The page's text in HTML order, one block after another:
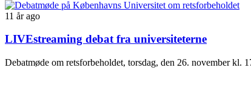
11 år ago
LIVEstreaming debat fra universiteterne
Debatmøde om retsforbeholdet, torsdag, den 26. november kl.